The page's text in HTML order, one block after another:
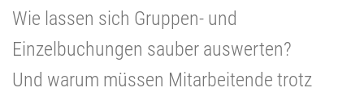
Wie lassen sich Gruppen- und
Einzelbuchungen sauber auswerten?
Und warum müssen Mitarbeitende trotz